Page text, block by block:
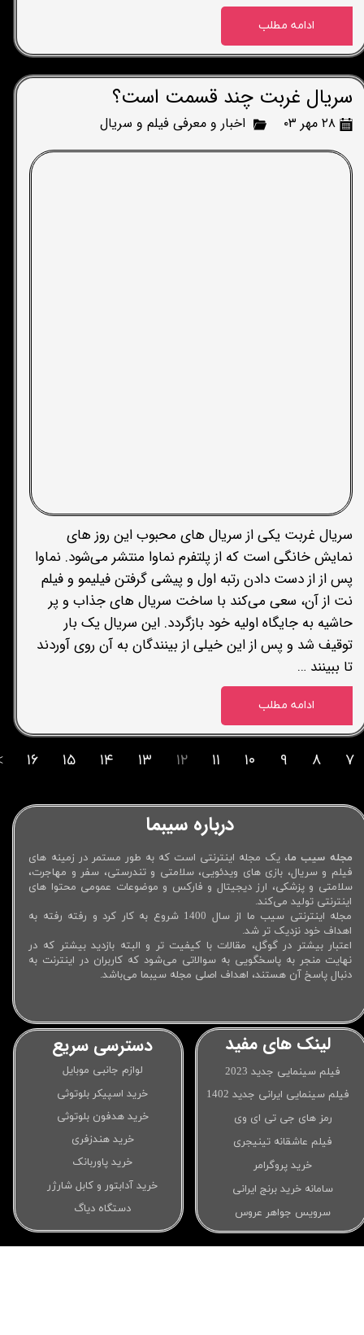
ادامه مطلب
سریال غربت چند قسمت است؟
۲۸ مهر ۰۳ اخبار و معرفی فیلم و سریال
سریال غربت یکی از سریال های محبوب این روز های
نمایش خانگی است که از پلتفرم نماوا منتشر می‌شود. نماوا
پس از از دست دادن رتبه اول و پیشی گرفتن فیلیمو و فیلم
نت از آن، سعی می‌کند با ساخت سریال های جذاب و پر
حاشیه به جایگاه اولیه خود بازگردد. این سریال یک بار
توقیف شد و پس از این خیلی از بینندگان به آن روی آوردند
تا ببینند …
ادامه مطلب
۷ ۸ ۹ ۱۰ ۱۱ ۱۲ ۱۳ ۱۴ ۱۵ ۱۶
درباره سیبما
مجله سیب ما، یک مجله اینترنتی است که به طور مستمر در زمینه های
فیلم و سریال، بازی های ویدئویی، سلامتی و تندرستی، سفر و مهاجرت،
سلامتی و پزشکی، ارز دیجیتال و فارکس و موضوعات عمومی محتوا های
اینترنتی تولید می‌کند.
مجله اینترنتی سیب ما از سال 1400 شروع به کار کرد و رفته رفته به
اهداف خود نزدیک تر شد.
اعتبار بیشتر در گوگل، مقالات با کیفیت تر و البته بازدید بیشتر که در
نهایت منجر به پاسخگویی به سوالاتی می‌شود که کاربران در اینترنت به
دنبال پاسخ آن هستند، اهداف اصلی مجله سیبما می‌باشد.
دسترسی سریع
لوازم جانبی موبایل
خرید اسپیکر بلوتوثی
خرید هدفون بلوتوثی
خرید هندزفری
خرید پاوربانک
خرید آدابتور و کابل شارژر
دستگاه دیاگ
لینک های مفید
فیلم سینمایی جدید 2023
فیلم سینمایی ایرانی جدید 1402
رمز های جی تی ای وی
فیلم عاشقانه تینیجری
خرید پروگرامر
سامانه خرید برنج ایرانی
سرویس جواهر عروس